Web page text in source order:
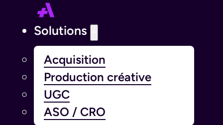
Solutions
Acquisition
Production créative
UGC
ASO / CRO